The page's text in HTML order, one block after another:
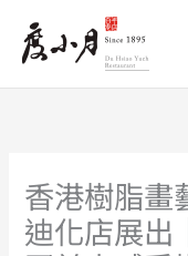
香港樹脂畫
迪化店展